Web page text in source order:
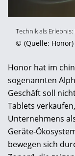
Technik als
© (Quelle: Honor)
Honor hat im
sogenannten
Geschäft soll
Tablets
Unternehmens
Geräte-
bewegen sich